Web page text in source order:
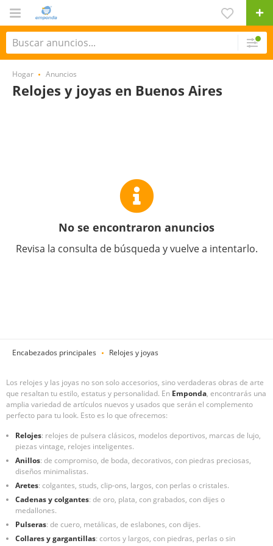
Hogar Anuncios
Relojes y joyas en Buenos Aires
No se encontraron anuncios
Revisa la consulta de búsqueda y vuelve a intentarlo.
Encabezados principales Relojes y joyas
Los relojes y las joyas no son solo accesorios, sino verdaderas obras de arte
que resaltan tu estilo, estatus y personalidad. En Emponda, encontrarás una
amplia variedad de artículos nuevos y usados que serán el complemento
perfecto para tu look. Esto es lo que ofrecemos:
Relojes: relojes de pulsera clásicos, modelos deportivos, marcas de lujo,
piezas vintage, relojes inteligentes.
Anillos: de compromiso, de boda, decorativos, con piedras preciosas,
diseños minimalistas.
Aretes: colgantes, studs, clip-ons, largos, con perlas o cristales.
Cadenas y colgantes: de oro, plata, con grabados, con dijes o
medallones.
Pulseras: de cuero, metálicas, de eslabones, con dijes.
Collares y gargantillas: cortos y largos, con piedras, perlas o sin